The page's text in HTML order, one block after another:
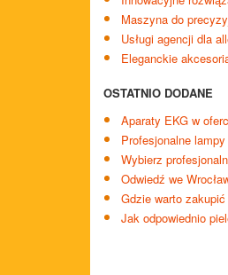
Maszyna do
Usługi agencji dla
Eleganckie
OSTATNIO DODANE
Aparaty EKG w
Profesjonalne
Wybierz
Odwiedź we
Gdzie warto
Jak odpowiednio